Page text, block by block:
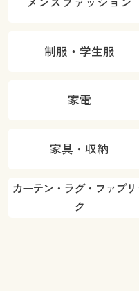
制服・学生服
家電
家具・収納
カーテン・ラグ・ファブリ
ク